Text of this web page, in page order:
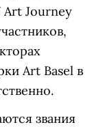
Art Journey
Art Basel в
звания